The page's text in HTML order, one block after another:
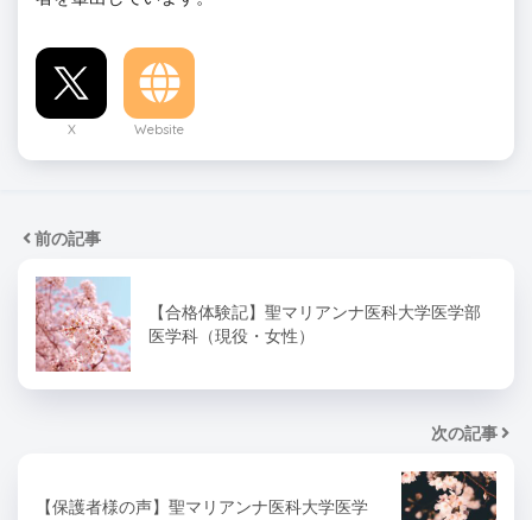
X Website
前の記事
【合格体験記】聖マリアンナ医科大学医学部
医学科（現役・女性）
次の記事
【保護者様の声】聖マリアンナ医科大学医学